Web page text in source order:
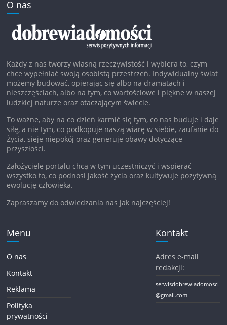
O nas
Każdy z nas tworzy własną rzeczywistość i wybiera to, czym
chce wypełniać swoją osobistą przestrzeń. Indywidualny świat
możemy budować, opierając się albo na dramatach i
nieszczęściach, albo na tym, co wartościowe i piękne w naszej
ludzkiej naturze oraz otaczającym świecie.
To ważne, aby na co dzień karmić się tym, co nas buduje i daje
siłę, a nie tym, co podkopuje naszą wiarę w siebie, zaufanie do
Życia, sieje niepokój oraz generuje obawy dotyczące
przyszłości.
Założyciele portalu chcą w tym uczestniczyć i wspierać
wszystko to, co podnosi jakość życia oraz kultywuje pozytywną
ewolucję człowieka.
Zapraszamy do odwiedzania nas jak najczęściej!
Menu
O nas
Kontakt
Reklama
Polityka
prywatności
Kontakt
Adres e-mail
redakcji:
serwisdobrewiadomosci
@gmail.com